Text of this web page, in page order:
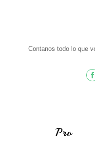
Contanos todo lo que
Pro